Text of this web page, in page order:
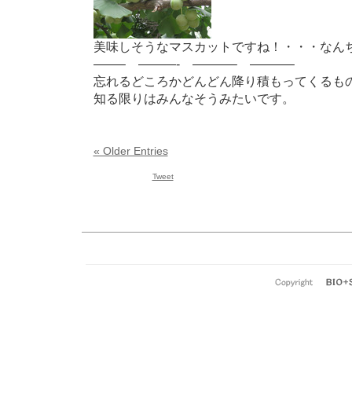
美味しそうなマスカットですね！・・・なん
——– ———- ———– ———–
忘れるどころかどんどん降り積もってくるも
知る限りはみんなそうみたいです。
« Older Entries
Tweet